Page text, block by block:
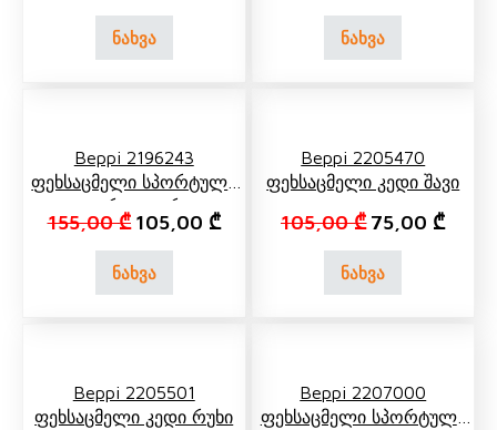
ნახვა ნახვა
Beppi 2196243
Ფეხსაცმელი Სპორტული
Თეთრი, Ლურჯი
155,00₾ Original price was: 155,00 ₾.
105,00 ₾Current price is: 105,00 ₾.
ნახვა
Beppi 2205470
Ფეხსაცმელი Კედი Შავი
105,00₾ Original price
75,00 ₾
ნახვა
Beppi 2205501
Ფეხსაცმელი Კედი Რუხი
Beppi 2207000
Ფეხსაცმელი Სპორტული